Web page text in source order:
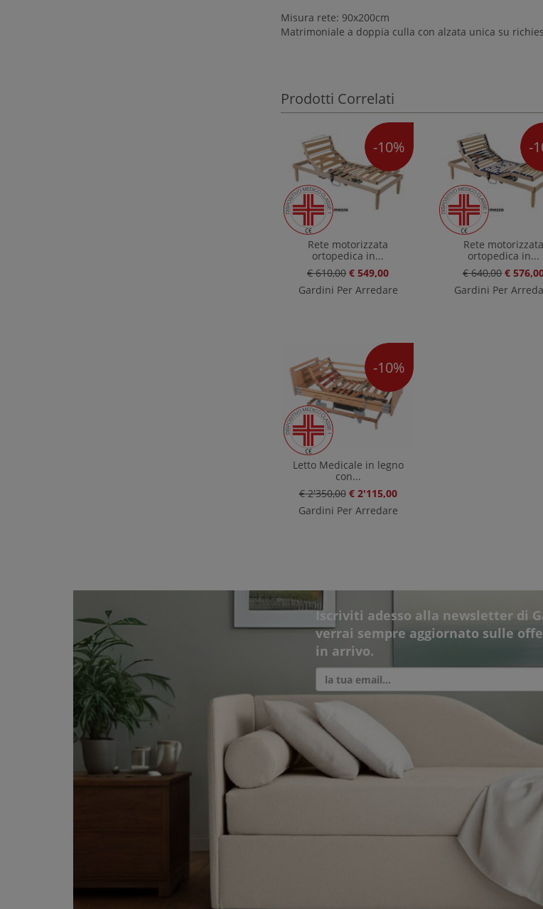
Misura rete: 90x200cm
Matrimoniale a doppia culla con alzata unica su
Prodotti Correlati
-10%
Rete motorizzata
ortopedica in...
€ 610,00 € 549,00
Gardini Per Arredare
-
Rete motorizzata
ortopedica in...
€ 640,00 €
Gardini Per
-10%
Letto Medicale in legno
con...
€ 2'350,00 € 2'115,00
Gardini Per Arredare
Iscriviti adesso alla newsletter di
verrai sempre aggiornato sulle
in arrivo.